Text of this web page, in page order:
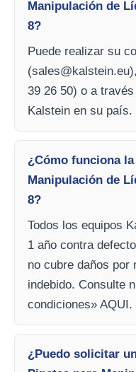
Manipulación de
8?
Puede realizar su
(sales@kalstein.eu
39 26 50) o a
Kalstein en su país.
¿Cómo funciona
Manipulación de
8?
Todos los equipos
1 año contra
no cubre daños por
indebido. Consulte
condiciones» AQUI.
¿Puedo solicitar